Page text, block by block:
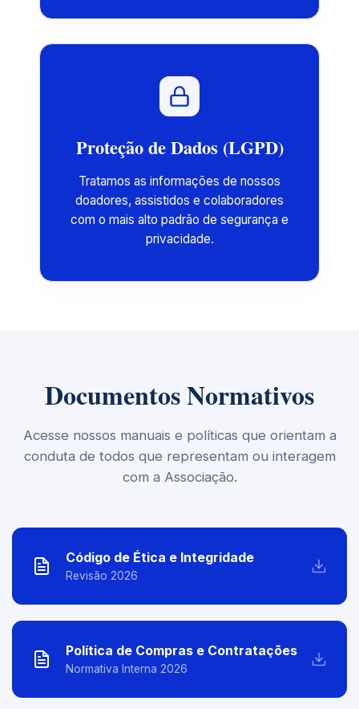
Proteção de Dados (LGPD)
Tratamos as informações de nossos
doadores, assistidos e colaboradores
com o mais alto padrão de segurança e
privacidade.
Documentos Normativos
Acesse nossos manuais e políticas que orientam a
conduta de todos que representam ou interagem
com a Associação.
Código de Ética e Integridade
Revisão 2026
Política de Compras e Contratações
Normativa Interna 2026